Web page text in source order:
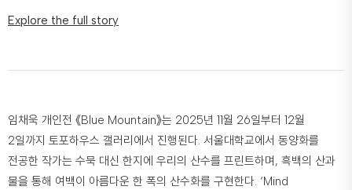
Explore the full story
임채욱 개인전 《Blue Mountain》는 2025년 11월 26일부터 12월
2일까지 토포하우스 갤러리에서 진행된다. 서울대학교에서 동양화를
전공한 작가는 수묵 대신 한지에 우리의 산수를 프린트하며, 흑백의 산과
물을 통해 여백이 아름다운 한 폭의 산수화를 구현한다. ‘Mind